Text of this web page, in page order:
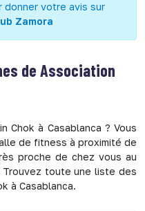
donner votre avis sur
Zamora
de Association
Chok à Casablanca ? Vous
de fitness à proximité de
proche de chez vous au
Trouvez toute une liste des
à Casablanca.